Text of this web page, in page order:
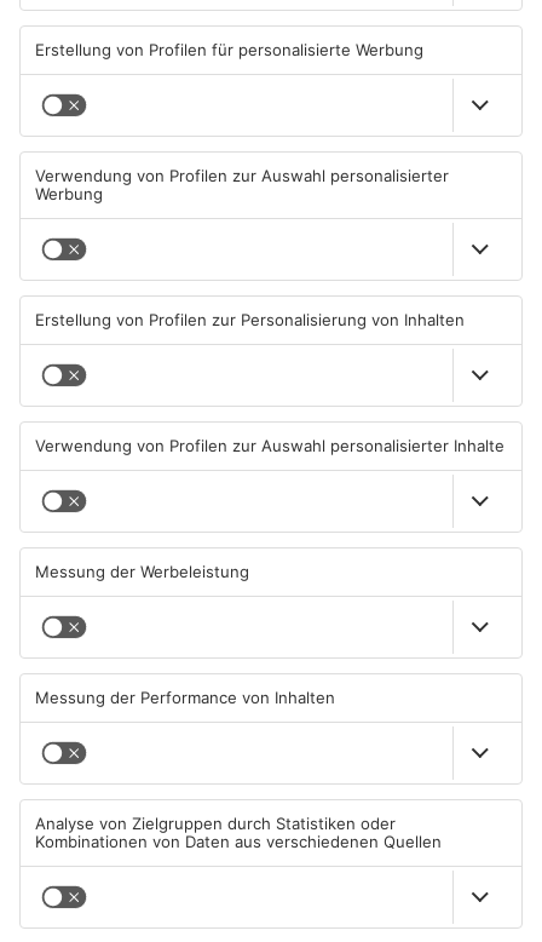
Wenigumstadt feiert das
Stöffche
01.08.2026, 21:17 UHR IN KREIS
ASCHAFFENBURG
Wegen Trockenheit: Neue
Regeln auf A'burger
Friedhöfen
Unterwäsche-Dieb in
Goldbach geschnappt
31.07.2026, 11:42 UHR IN KREIS
ASCHAFFENBURG
Lidl Deutschland Tour
30.07.2026, 16:38 UHR IN KREIS